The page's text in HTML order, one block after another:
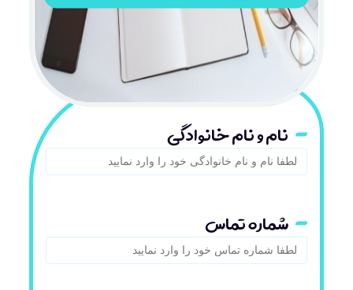
نام و نام خانوادگی
شماره تماس